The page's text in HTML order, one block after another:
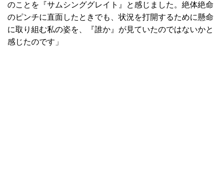
のことを『サムシンググレイト』と感じました。絶体絶命
のピンチに直面したときでも、状況を打開するために懸命
に取り組む私の姿を、『誰か』が見ていたのではないかと
感じたのです」